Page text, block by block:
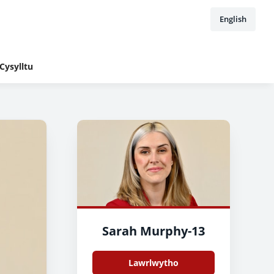
English
Cysylltu
Sarah Murphy-13
Lawrlwytho